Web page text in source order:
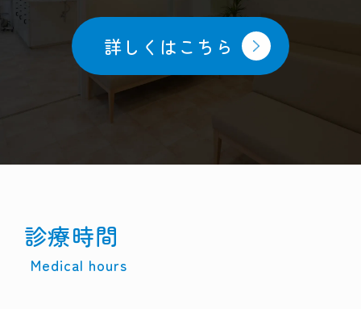
詳しくはこちら
診療時間
Medical hours